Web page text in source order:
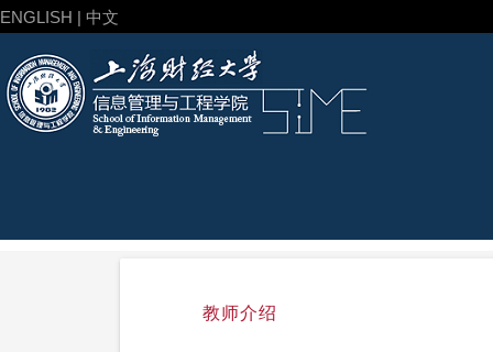
ENGLISH | 中文
教师介绍